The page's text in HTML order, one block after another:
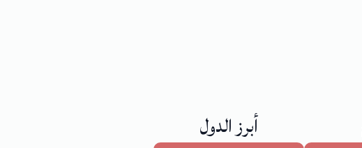
أبرز الدول